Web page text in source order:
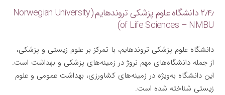
۲٫۴٫ دانشگاه علوم پزشکی تروندهایم (Norwegian University
of Life Sciences – NMBU)
دانشگاه علوم پزشکی تروندهایم، با تمرکز بر علوم زیستی و پزشکی،
از جمله دانشگاه‌های مهم نروژ در زمینه‌های پزشکی و بهداشت است.
این دانشگاه به‌ویژه در زمینه‌های کشاورزی، بهداشت عمومی و علوم
زیستی شناخته شده است.